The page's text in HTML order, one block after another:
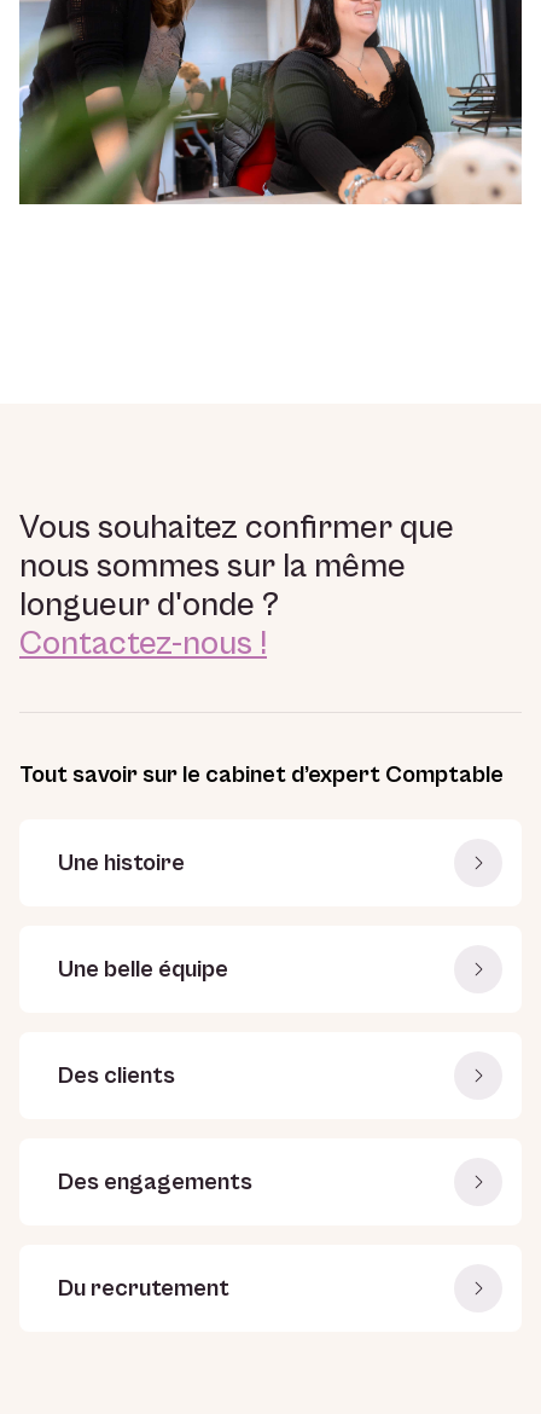
Vous souhaitez confirmer que
nous sommes sur la même
longueur d'onde ?
Contactez-nous !
Tout savoir sur le cabinet d’expert Comptable
Une histoire
Une belle équipe
Des clients
Des engagements
Du recrutement